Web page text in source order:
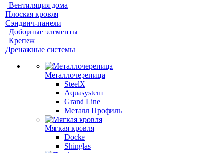
Вентиляция дома
Плоская кровля
Сэндвич-панели
Доборные элементы
Крепеж
Дренажные системы
Металлочерепица
SteelX
Aquasystem
Grand Line
Металл Профиль
Мягкая кровля
Docke
Shinglas